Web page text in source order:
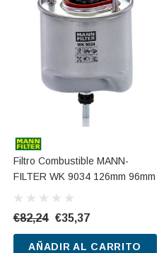
Filtro Combustible MANN-
FILTER WK 9034 126mm 96mm
€82,24 €35,37
AÑADIR AL CARRITO